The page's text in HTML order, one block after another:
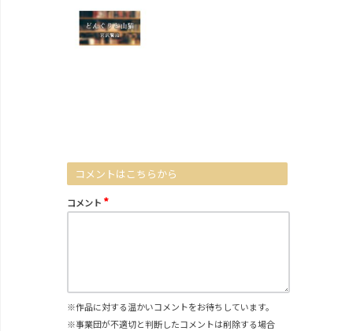
コメントはこちらから
コメント *
※作品に対する温かいコメントをお待ちしています。
※事業団が不適切と判断したコメントは削除する場合